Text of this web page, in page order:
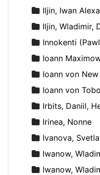
Iljin, Iwan
Iljin, Wladimir,
Innokenti
Ioann
Ioann von
Ioann von
Irbits, Daniil,
Irinea, Nonne
Ivanova,
Iwanow,
Iwanow,